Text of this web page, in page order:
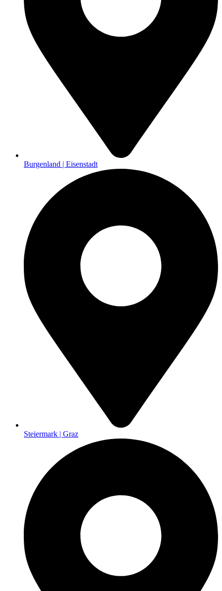
Burgenland | Eisenstadt
Steiermark | Graz